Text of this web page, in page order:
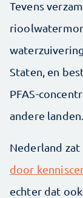
Tevens
Staten, en
PFAS-
andere landen.
Nederland
door
echter dat